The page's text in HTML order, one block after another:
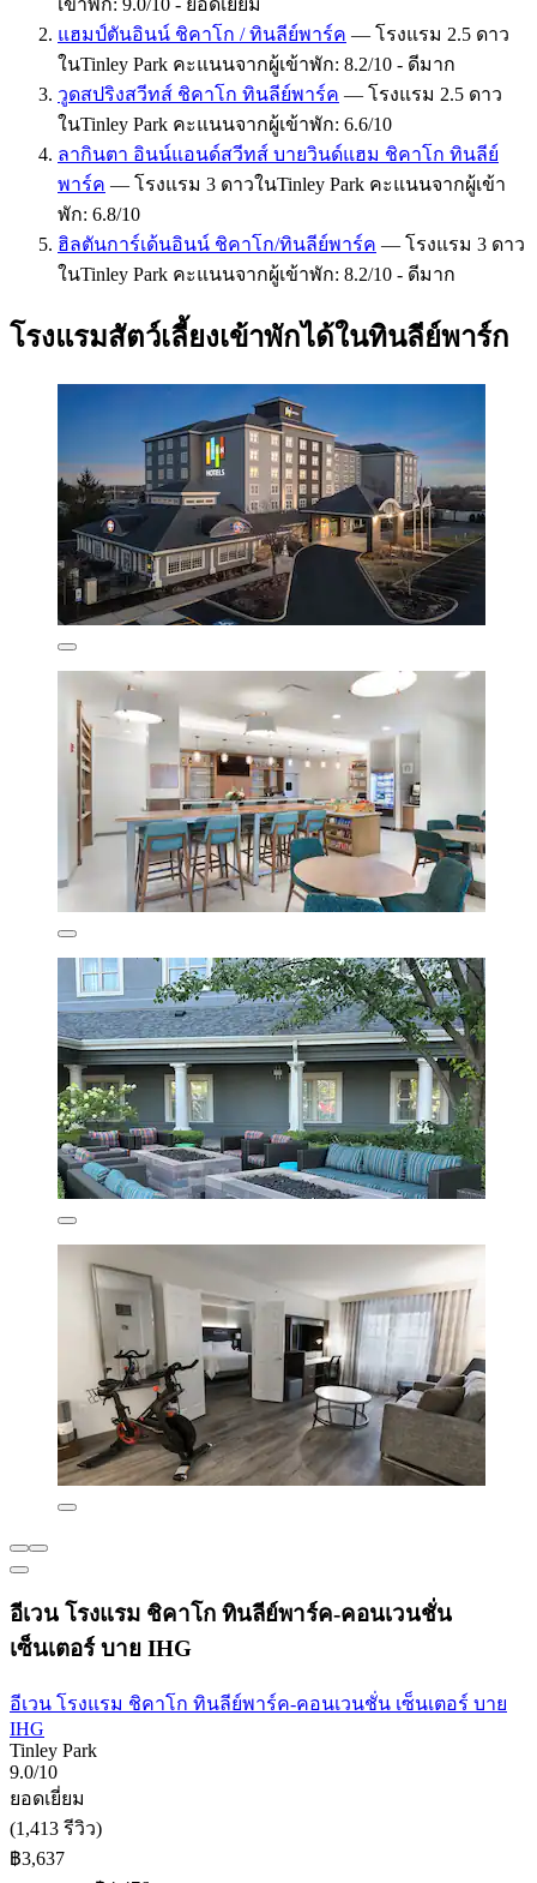
แฮมป์ตันอินน์ ชิคาโก / ทินลีย์พาร์ค — โรงแรม 2.5 ดาว
ในTinley Park คะแนนจากผู้เข้าพัก: 8.2/10 - ดีมาก
วูดสปริงสวีทส์ ชิคาโก ทินลีย์พาร์ค — โรงแรม 2.5 ดาว
ในTinley Park คะแนนจากผู้เข้าพัก: 6.6/10
ลากินตา อินน์แอนด์สวีทส์ บายวินด์แฮม ชิคาโก ทินลีย์
พาร์ค — โรงแรม 3 ดาวในTinley Park คะแนนจากผู้เข้า
พัก: 6.8/10
ฮิลตันการ์เด้นอินน์ ชิคาโก/ทินลีย์พาร์ค — โรงแรม 3 ดาว
ในTinley Park คะแนนจากผู้เข้าพัก: 8.2/10 - ดีมาก
โรงแรมสัตว์เลี้ยงเข้าพักได้ในทินลีย์พาร์ก
อีเวน โรงแรม ชิคาโก ทินลีย์พาร์ค-คอนเวนชั่น
เซ็นเตอร์ บาย IHG
อีเวน โรงแรม ชิคาโก ทินลีย์พาร์ค-คอนเวนชั่น เซ็นเตอร์ บาย
IHG
Tinley Park
9.0/10
ยอดเยี่ยม
(1,413 รีวิว)
฿3,637